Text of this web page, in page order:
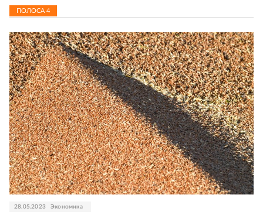
ПОЛОСА 4
28.05.2023 Экономика